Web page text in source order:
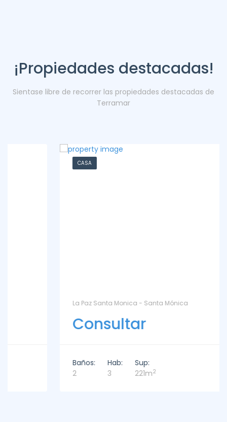
¡Propiedades destacadas!
Sientase libre de recorrer las propiedades destacadas de
Terramar
La Paz Santa Monica - Santa Mónica
Consultar
Sup: